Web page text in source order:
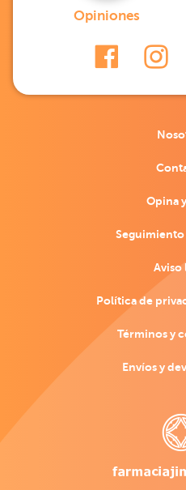
Opiniones
Opina
Aviso
Política de
Términos y
Envíos y